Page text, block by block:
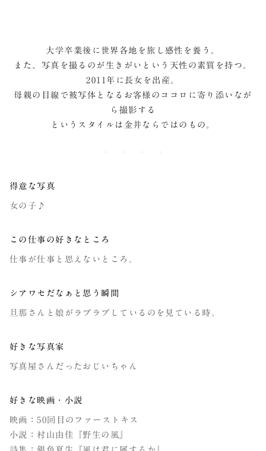
大学卒業後に世界各地を旅し感性を養う。
また、写真を撮るのが生きがいという天性の素質を持つ。
2011年に長女を出産。
母親の目線で被写体となるお客様のココロに寄り添いなが
ら撮影する
というスタイルは金井ならではのもの。
得意な写真
女の子♪
この仕事の好きなところ
仕事が仕事と思えないところ。
シアワセだなぁと思う瞬間
旦那さんと娘がラブラブしているのを見ている時。
好きな写真家
写真屋さんだったおじいちゃん
好きな映画・小説
映画：50回目のファーストキス
小説：村山由佳『野生の風』